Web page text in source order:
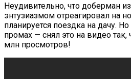
Неудивительно, что доберман
энтузиазмом отреагировал на
планируется поездка на дачу.
промах — снял это на видео так,
млн просмотров!